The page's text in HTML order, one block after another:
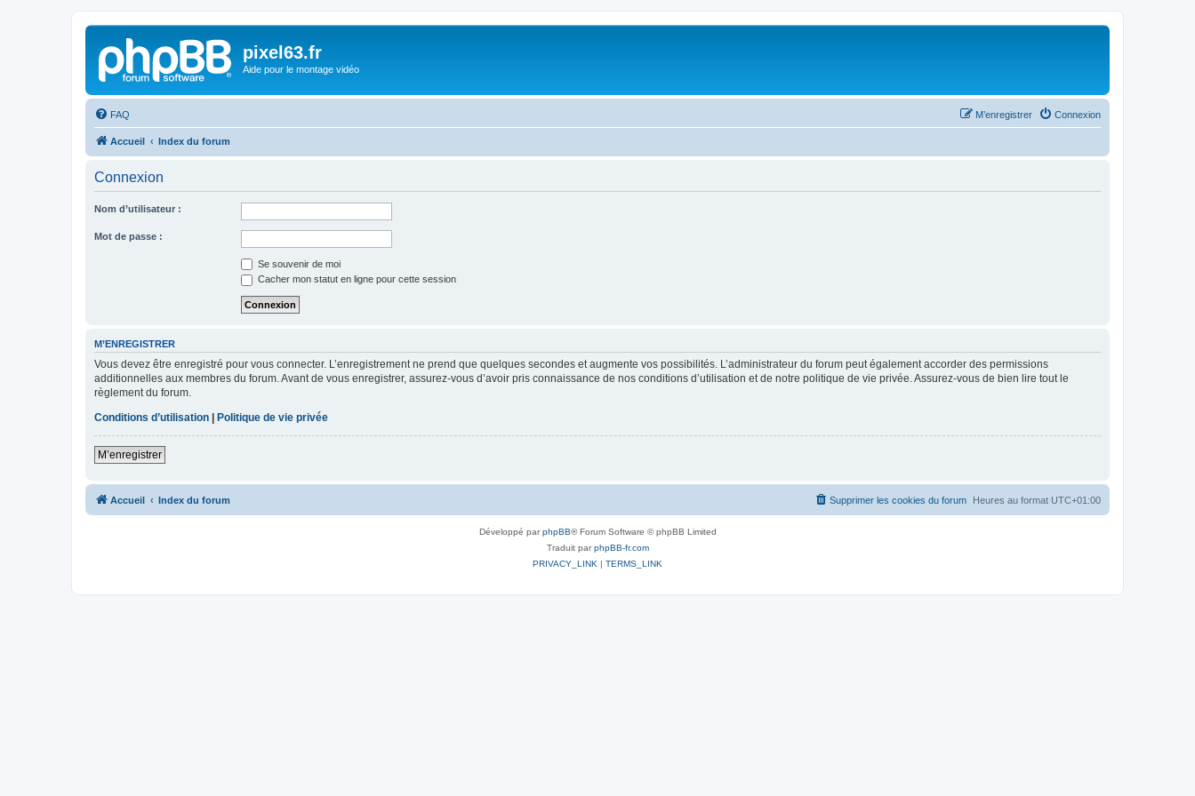
pixel63.fr
Aide pour le montage vidéo
FAQ Connexion
M’enregistrer
Accueil Index du forum
Connexion
Nom d’utilisateur :
Mot de passe :
Se souvenir de moi
Cacher mon statut en ligne pour cette session
M’ENREGISTRER
Vous devez être enregistré pour vous connecter. L’enregistrement ne prend que quelques secondes et augmente vos possibilités. L’administrateur du forum peut également accorder des permissions
additionnelles aux membres du forum. Avant de vous enregistrer, assurez-vous d’avoir pris connaissance de nos conditions d’utilisation et de notre politique de vie privée. Assurez-vous de bien lire tout le
règlement du forum.
Conditions d’utilisation
Politique de vie privée
M’enregistrer
Accueil Index du forum Heures au format UTC+01:00
Supprimer les cookies du forum
Développé parphpBB® Forum Software © phpBB Limited
Traduit parphpBB-fr.com
PRIVACY_LINK | TERMS_LINK